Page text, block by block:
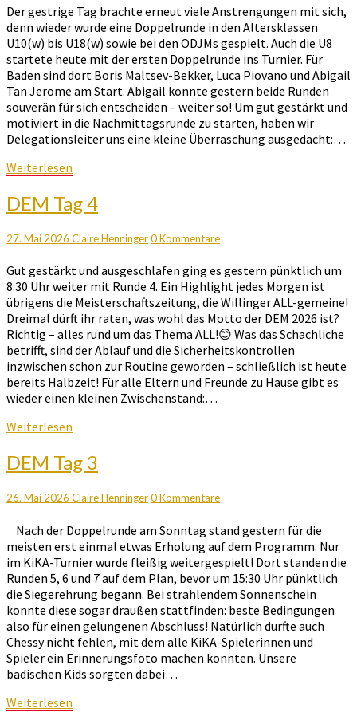
Der gestrige Tag brachte erneut viele Anstrengungen mit sich,
denn wieder wurde eine Doppelrunde in den Altersklassen
U10(w) bis U18(w) sowie bei den ODJMs gespielt. Auch die U8
startete heute mit der ersten Doppelrunde ins Turnier. Für
Baden sind dort Boris Maltsev-Bekker, Luca Piovano und Abigail
Tan Jerome am Start. Abigail konnte gestern beide Runden
souverän für sich entscheiden – weiter so! Um gut gestärkt und
motiviert in die Nachmittagsrunde zu starten, haben wir
Delegationsleiter uns eine kleine Überraschung ausgedacht:…
Weiterlesen
DEM
Tag
4
DEM Tag 4
27. Mai 2026 Claire HenningerKommentare
0 Kommentare
Gut gestärkt und ausgeschlafen ging es gestern pünktlich um
8:30 Uhr weiter mit Runde 4. Ein Highlight jedes Morgen ist
übrigens die Meisterschaftszeitung, die Willinger ALL-gemeine!
Dreimal dürft ihr raten, was wohl das Motto der DEM 2026 ist?
Richtig – alles rund um das Thema ALL!😊 Was das Schachliche
betrifft, sind der Ablauf und die Sicherheitskontrollen
inzwischen schon zur Routine geworden – schließlich ist heute
bereits Halbzeit! Für alle Eltern und Freunde zu Hause gibt es
wieder einen kleinen Zwischenstand:…
Weiterlesen
DEM
Tag
3
DEM Tag 3
26. Mai 2026 Claire HenningerKommentare
0 Kommentare
Nach der Doppelrunde am Sonntag stand gestern für die
meisten erst einmal etwas Erholung auf dem Programm. Nur
im KiKA-Turnier wurde fleißig weitergespielt! Dort standen die
Runden 5, 6 und 7 auf dem Plan, bevor um 15:30 Uhr pünktlich
die Siegerehrung begann. Bei strahlendem Sonnenschein
konnte diese sogar draußen stattfinden: beste Bedingungen
also für einen gelungenen Abschluss! Natürlich durfte auch
Chessy nicht fehlen, mit dem alle KiKA-Spielerinnen und
Spieler ein Erinnerungsfoto machen konnten. Unsere
badischen Kids sorgten dabei…
Weiterlesen